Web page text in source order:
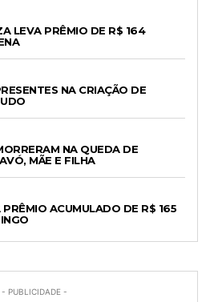
LEVA PRÊMIO DE R$ 164
NA CRIAÇÃO DE
NA QUEDA DE
MÃE E FILHA
ACUMULADO DE R$ 165
- PUBLICIDADE -